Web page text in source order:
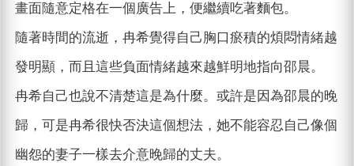
畫面隨意定格在一個廣告上，便繼續吃著麵包。
隨著時間的流逝，冉希覺得自己胸口瘀積的煩悶情緒越
發明顯，而且這些負面情緒越來越鮮明地指向邵晨。
冉希自己也說不清楚這是為什麼。或許是因為邵晨的晚
歸，可是冉希很快否決這個想法，她不能容忍自己像個
幽怨的妻子一樣去介意晚歸的丈夫。